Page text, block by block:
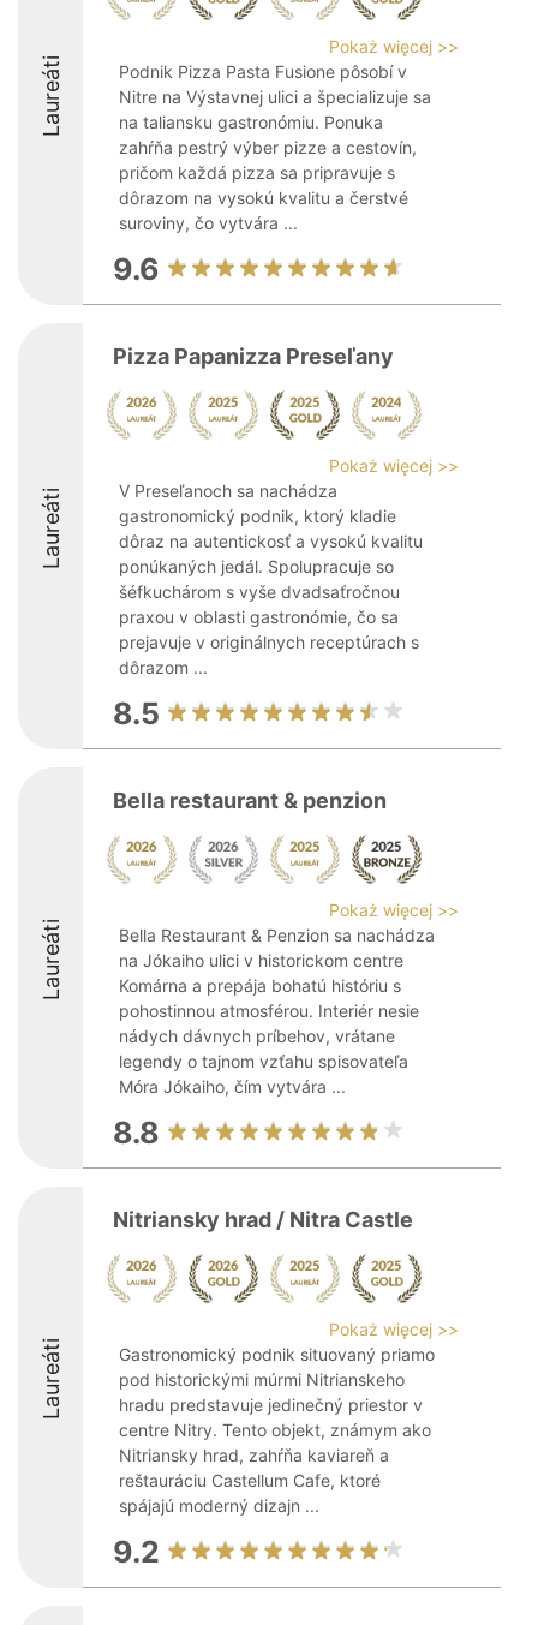
Laureáti
Pokaż więcej >>
Podnik Pizza Pasta Fusione pôsobí v
Nitre na Výstavnej ulici a špecializuje sa
na taliansku gastronómiu. Ponuka
zahŕňa pestrý výber pizze a cestovín,
pričom každá pizza sa pripravuje s
dôrazom na vysokú kvalitu a čerstvé
suroviny, čo vytvára ...
9.6
Laureáti
Pizza Papanizza Preseľany
Pokaż więcej >>
V Preseľanoch sa nachádza
gastronomický podnik, ktorý kladie
dôraz na autentickosť a vysokú kvalitu
ponúkaných jedál. Spolupracuje so
šéfkuchárom s vyše dvadsaťročnou
praxou v oblasti gastronómie, čo sa
prejavuje v originálnych receptúrach s
dôrazom ...
8.5
Laureáti
Bella restaurant & penzion
Pokaż więcej >>
Bella Restaurant & Penzion sa nachádza
na Jókaiho ulici v historickom centre
Komárna a prepája bohatú históriu s
pohostinnou atmosférou. Interiér nesie
nádych dávnych príbehov, vrátane
legendy o tajnom vzťahu spisovateľa
Móra Jókaiho, čím vytvára ...
8.8
Laureáti
Nitriansky hrad / Nitra Castle
Pokaż więcej >>
Gastronomický podnik situovaný priamo
pod historickými múrmi Nitrianskeho
hradu predstavuje jedinečný priestor v
centre Nitry. Tento objekt, známym ako
Nitriansky hrad, zahŕňa kaviareň a
reštauráciu Castellum Cafe, ktoré
spájajú moderný dizajn ...
9.2